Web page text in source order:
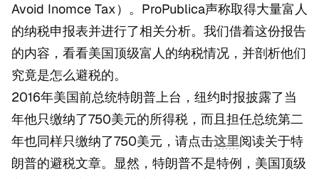
Avoid Inomce Tax）。ProPublica声称取得大量富人
的纳税申报表并进行了相关分析。我们借着这份报告
的内容，看看美国顶级富人的纳税情况，并剖析他们
究竟是怎么避税的。
2016年美国前总统特朗普上台，纽约时报披露了当
年他只缴纳了750美元的所得税，而且担任总统第二
年也同样只缴纳了750美元，请点击这里阅读关于特
朗普的避税文章。显然，特朗普不是特例，美国顶级